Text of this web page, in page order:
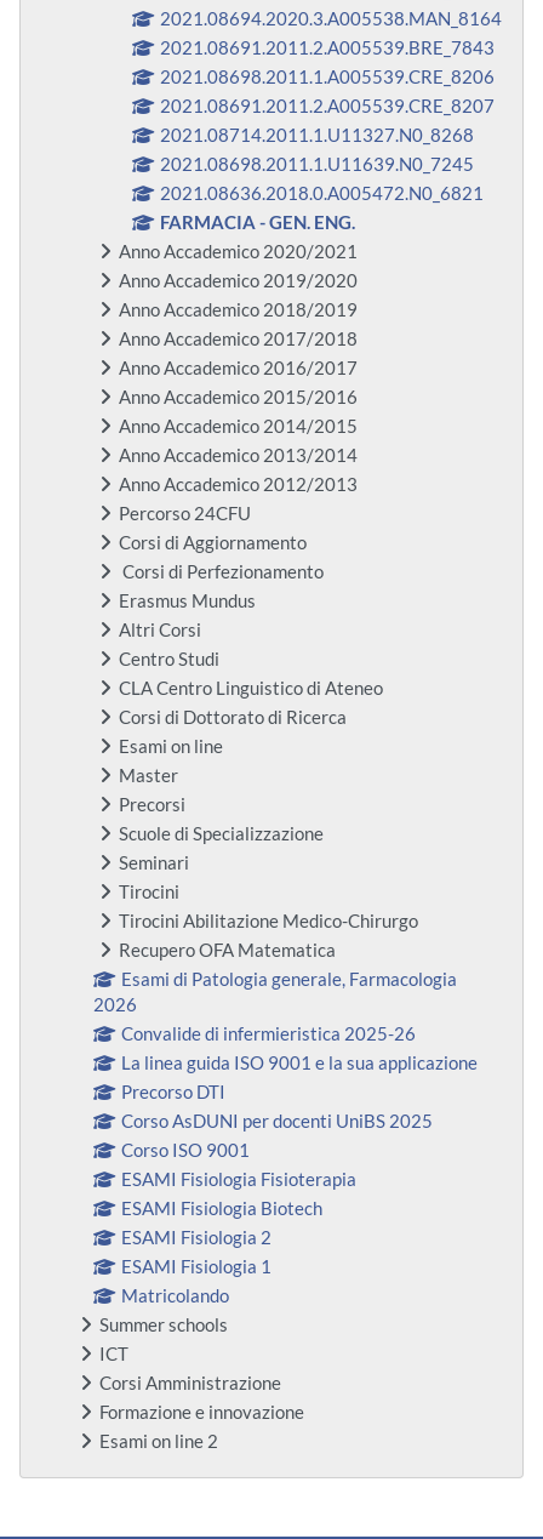
2021.08694.2020.3.A005538.MAN_8164
2021.08691.2011.2.A005539.BRE_7843
2021.08698.2011.1.A005539.CRE_8206
2021.08691.2011.2.A005539.CRE_8207
2021.08714.2011.1.U11327.N0_8268
2021.08698.2011.1.U11639.N0_7245
2021.08636.2018.0.A005472.N0_6821
FARMACIA - GEN. ENG.
Anno Accademico 2020/2021
Anno Accademico 2019/2020
Anno Accademico 2018/2019
Anno Accademico 2017/2018
Anno Accademico 2016/2017
Anno Accademico 2015/2016
Anno Accademico 2014/2015
Anno Accademico 2013/2014
Anno Accademico 2012/2013
Percorso 24CFU
Corsi di Aggiornamento
Corsi di Perfezionamento
Erasmus Mundus
Altri Corsi
Centro Studi
CLA Centro Linguistico di Ateneo
Corsi di Dottorato di Ricerca
Esami on line
Master
Precorsi
Scuole di Specializzazione
Seminari
Tirocini
Tirocini Abilitazione Medico-Chirurgo
Recupero OFA Matematica
Esami di Patologia generale, Farmacologia
2026
Convalide di infermieristica 2025-26
La linea guida ISO 9001 e la sua applicazione
Precorso DTI
Corso AsDUNI per docenti UniBS 2025
Corso ISO 9001
ESAMI Fisiologia Fisioterapia
ESAMI Fisiologia Biotech
ESAMI Fisiologia 2
ESAMI Fisiologia 1
Matricolando
Summer schools
ICT
Corsi Amministrazione
Formazione e innovazione
Esami on line 2
Blocchi supplementari